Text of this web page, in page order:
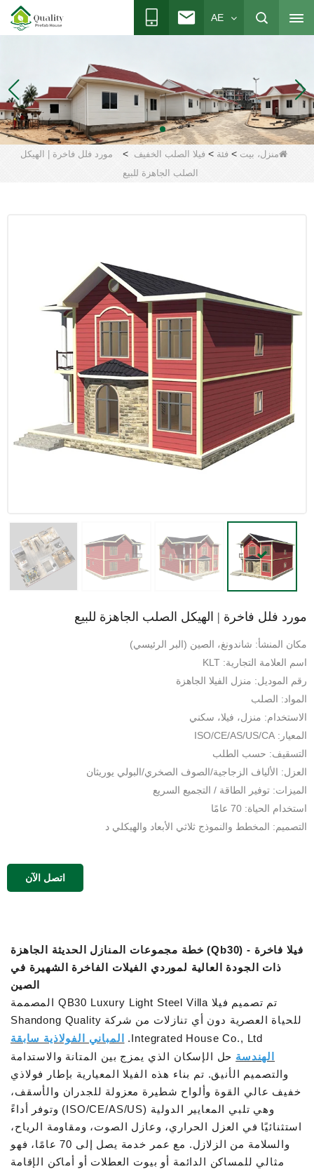
AE
منزل، بيت >فئة > فيلا الصلب الخفيف >
مورد فلل فاخرة | الهيكل
الصلب الجاهزة للبيع
مورد فلل فاخرة | الهيكل الصلب الجاهزة للبيع
مكان المنشأ: شاندونغ، الصين (البر الرئيسي)
اسم العلامة التجارية: KLT
رقم الموديل: منزل الفيلا الجاهزة
المواد: الصلب
الاستخدام: منزل، فيلا، سكني
المعيار: ISO/CE/AS/US/CA
التسقيف: حسب الطلب
العزل: الألياف الزجاجية/الصوف الصخري/البولي يوريثان
الميزات: توفير الطاقة / التجميع السريع
استخدام الحياة: 70 عامًا
التصميم: المخطط والنموذج ثلاثي الأبعاد والهيكلي د
اتصل الآن
فيلا فاخرة - (Qb30) خطة مجموعات المنازل الحديثة الجاهزة
ذات الجودة العالية لموردي الفيلات الفاخرة الشهيرة في
الصين
تم تصميم فيلا QB30 Luxury Light Steel Villa المصممة
للحياة العصرية دون أي تنازلات من شركة Shandong Quality
Integrated House Co., Ltd.
المباني الفولاذية سابقة
الهندسة حل الإسكان الذي يمزج بين المتانة والاستدامة
والتصميم الأنيق. تم بناء هذه الفيلا المعيارية بإطار فولاذي
خفيف عالي القوة وألواح شطيرة معزولة للجدران والأسقف،
وهي تلبي المعايير الدولية (ISO/CE/AS/US) وتوفر أداءً
استثنائيًا في العزل الحراري، وعازل الصوت، ومقاومة الرياح،
والسلامة من الزلازل. مع عمر خدمة يصل إلى 70 عامًا، فهو
مثالي للمساكن الدائمة أو بيوت العطلات أو أماكن الإقامة